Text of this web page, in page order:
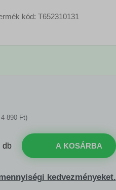
kód: T652310131
890 Ft)
db A KOSÁRBA
kedvezményeket.